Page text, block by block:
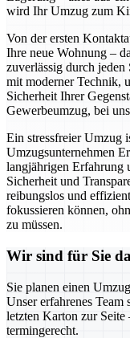
wird Ihr Umzug zum
Von der ersten
Ihre neue Wohnung –
zuverlässig durch jeden
mit moderner Technik,
Sicherheit Ihrer
Gewerbeumzug, bei
Ein stressfreier Umzug
Umzugsunternehmen
langjährigen Erfahrung
Sicherheit und
reibungslos und
fokussieren können,
zu müssen.
Wir sind für Sie da
Sie planen einen
Unser erfahrenes
letzten Karton zur Seite
termingerecht.